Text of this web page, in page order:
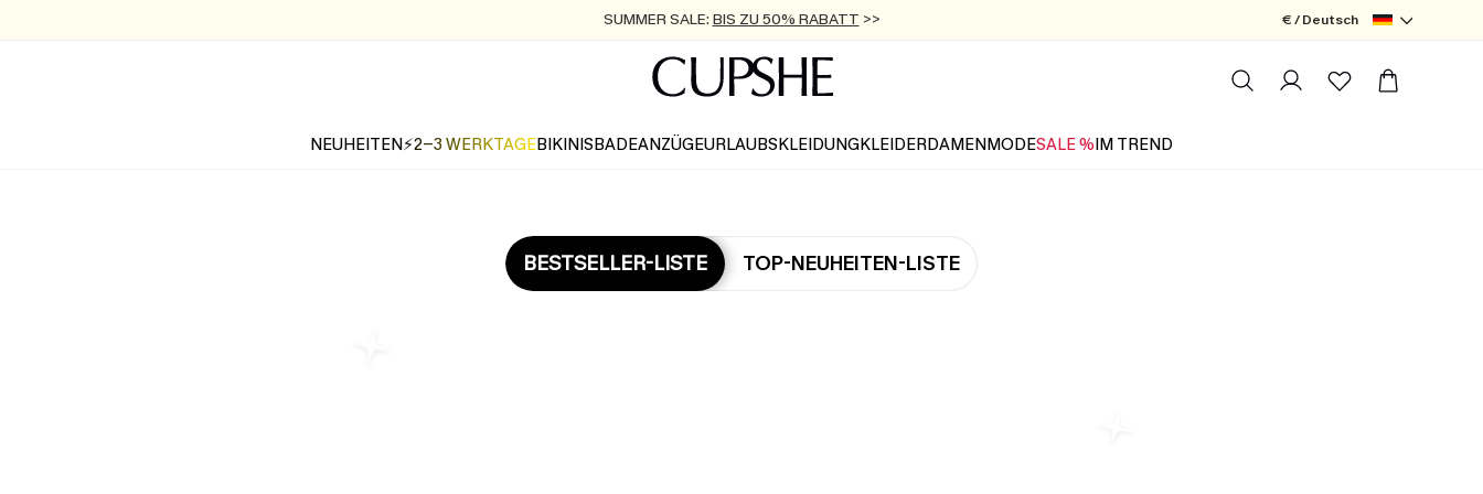
ZUM NEWSLETTER:BIS ZU -20% EXTRA ERHALTEN
KOSTENLOSER VERSAND AB 89 €
€ / Deutsch
NEUHEITEN⚡2-3 WERKTAGEBIKINISBADEANZÜGEURLAUBSKLEIDUNGKLEIDERDAMENMODESALE %IM TREND
BESTSELLER-LISTE TOP-NEUHEITEN-LISTE